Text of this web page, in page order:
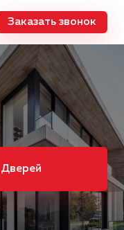
Заказать звонок